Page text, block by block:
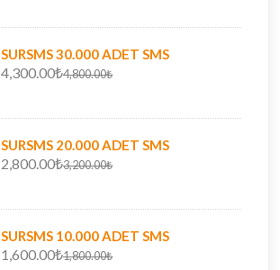
SURSMS 30.000 ADET SMS
4,300.00₺4,800.00₺
SURSMS 20.000 ADET SMS
2,800.00₺3,200.00₺
SURSMS 10.000 ADET SMS
1,600.00₺1,800.00₺